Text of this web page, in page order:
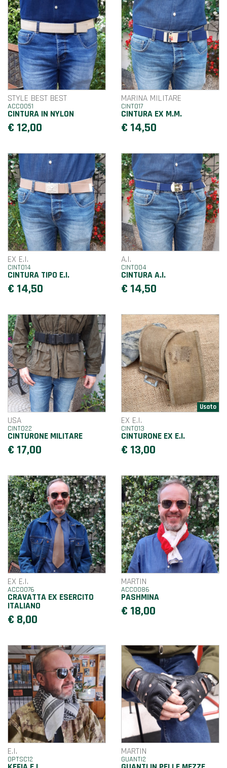
STYLE BEST BEST
ACC0051
CINTURA IN NYLON
€ 12,00
MARINA MILITARE
CINT017
CINTURA EX M.M.
€ 14,50
EX E.I.
CINT014
CINTURA TIPO E.I.
€ 14,50
A.I.
CINT004
CINTURA A.I.
€ 14,50
USA
CINT022
CINTURONE MILITARE
€ 17,00
EX E.I.
CINT013
CINTURONE EX E.I.
€ 13,00
EX E.I.
ACC0076
CRAVATTA EX ESERCITO
ITALIANO
€ 8,00
MARTIN
ACC0086
PASHMINA
€ 18,00
E.I.
OPTSC12
MARTIN
GUANTI2